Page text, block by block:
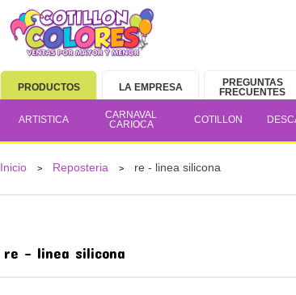
PRODUCTOS LA EMPRESA
PREGUNTAS
FRECUENTES
ARTISTICA
CARNAVAL
CARIOCA
COTILLON
Inicio > Reposteria > re - linea silicona
re - linea silicona